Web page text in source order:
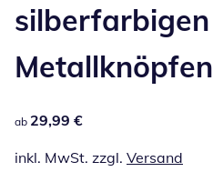
silberfarbigen
Metallknöpfen
29,99 €
ab 29,99 €
inkl. MwSt. zzgl. Versand